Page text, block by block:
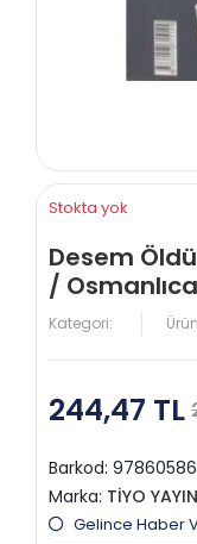
Stokta yok
Desem
/
Kategori:
244,47 TL
Barkod:
Marka: TİYO
Gelince Haber